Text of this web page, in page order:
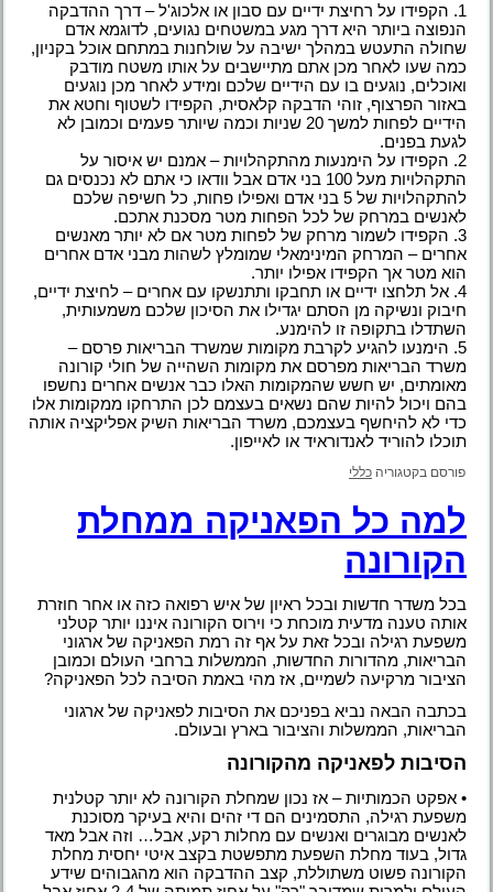
1. הקפידו על רחיצת ידיים עם סבון או אלכוג'ל – דרך ההדבקה
הנפוצה ביותר היא דרך מגע במשטחים נגועים, לדוגמא אדם
שחולה התעטש במהלך ישיבה על שולחנות במתחם אוכל בקניון,
כמה שעו לאחר מכן אתם מתיישבים על אותו משטח מודבק
ואוכלים, נוגעים בו עם הידיים שלכם ומידע לאחר מכן נוגעים
באזור הפרצוף, זוהי הדבקה קלאסית, הקפידו לשטוף וחטא את
הידיים לפחות למשך 20 שניות וכמה שיותר פעמים וכמובן לא
לגעת בפנים.
2. הקפידו על הימנעות מהתקהלויות – אמנם יש איסור על
התקהלויות מעל 100 בני אדם אבל וודאו כי אתם לא נכנסים גם
להתקהלויות של 5 בני אדם ואפילו פחות, כל חשיפה שלכם
לאנשים במרחק של לכל הפחות מטר מסכנת אתכם.
3. הקפידו לשמור מרחק של לפחות מטר אם לא יותר מאנשים
אחרים – המרחק המינימאלי שמומלץ לשהות מבני אדם אחרים
הוא מטר אך הקפידו אפילו יותר.
4. אל תלחצו ידיים או תחבקו ותתנשקו עם אחרים – לחיצת ידיים,
חיבוק ונשיקה מן הסתם יגדילו את הסיכון שלכם משמעותית,
השתדלו בתקופה זו להימנע.
5. הימנעו להגיע לקרבת מקומות שמשרד הבריאות פרסם –
משרד הבריאות מפרסם את מקומות השהייה של חולי קורונה
מאומתים, יש חשש שהמקומות האלו כבר אנשים אחרים נחשפו
בהם ויכול להיות שהם נשאים בעצמם לכן התרחקו ממקומות אלו
כדי לא להיחשף בעצמכם, משרד הבריאות השיק אפליקציה אותה
תוכלו להוריד לאנדוראיד או לאייפון.
פורסם בקטגוריה כללי
למה כל הפאניקה ממחלת
הקורונה
בכל משדר חדשות ובכל ראיון של איש רפואה כזה או אחר חוזרת
אותה טענה מדעית מוכחת כי וירוס הקורונה איננו יותר קטלני
משפעת רגילה ובכל זאת על אף זה רמת הפאניקה של ארגוני
הבריאות, מהדורות החדשות, הממשלות ברחבי העולם וכמובן
הציבור מרקיעה לשמיים, אז מהי באמת הסיבה לכל הפאניקה?
בכתבה הבאה נביא בפניכם את הסיבות לפאניקה של ארגוני
הבריאות, הממשלות והציבור בארץ ובעולם.
הסיבות לפאניקה מהקורונה
• אפקט הכמותיות – אז נכון שמחלת הקורונה לא יותר קטלנית
משפעת רגילה, התסמינים הם די זהים והיא בעיקר מסוכנת
לאנשים מבוגרים ואנשים עם מחלות רקע, אבל… וזה אבל מאד
גדול, בעוד מחלת השפעת מתפשטת בקצב איטי יחסית מחלת
הקורונה פשוט משתוללת, קצב ההדבקה הוא מהגבוהים שידע